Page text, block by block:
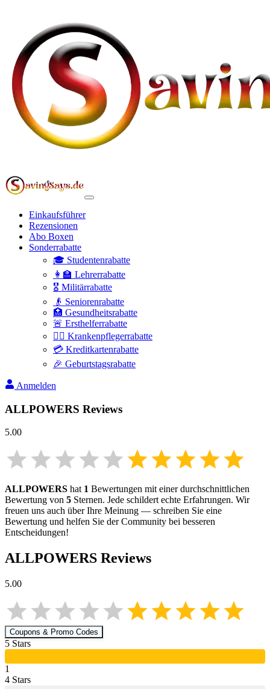
Einkaufsführer
Rezensionen
Abo Boxen
Sonderrabatte
🎓 Studentenrabatte
👩‍🏫 Lehrerrabatte
🎖️ Militärrabatte
👴 Seniorenrabatte
🏥 Gesundheitsrabatte
🚨 Ersthelferrabatte
👩‍⚕️ Krankenpflegerrabatte
💳 Kreditkartenrabatte
🎉 Geburtstagsrabatte
Anmelden
ALLPOWERS Reviews
5.00
ALLPOWERS hat 1 Bewertungen mit einer durchschnittlichen
Bewertung von 5 Sternen. Jede schildert echte Erfahrungen. Wir
freuen uns auch über Ihre Meinung — schreiben Sie eine
Bewertung und helfen Sie der Community bei besseren
Entscheidungen!
ALLPOWERS Reviews
5.00
Coupons & Promo Codes
5 Stars
1
4 Stars